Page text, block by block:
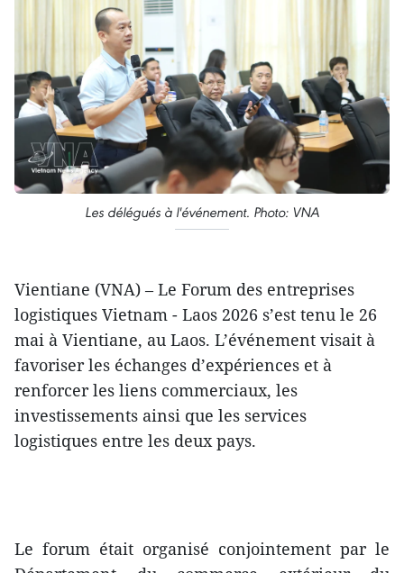
Les délégués à l'événement. Photo: VNA
Vientiane (VNA) – Le Forum des entreprises
logistiques Vietnam - Laos 2026 s’est tenu le 26
mai à Vientiane, au Laos. L’événement visait à
favoriser les échanges d’expériences et à
renforcer les liens commerciaux, les
investissements ainsi que les services
logistiques entre les deux pays.
Le forum était organisé conjointement par le